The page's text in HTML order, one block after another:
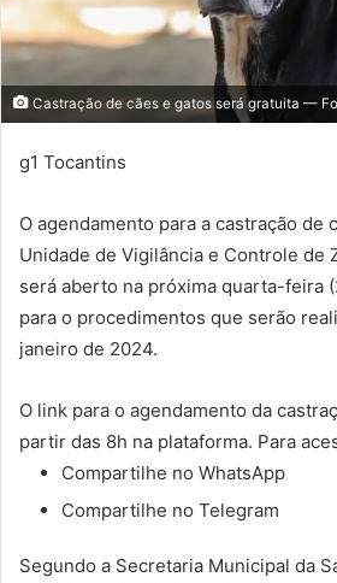
a
l
Castração de cães e gatos será gratuita —
g1 Tocantins
O agendamento para a castração de
Unidade de Vigilância e Controle de
será aberto na próxima quarta-feira
para o procedimentos que serão
janeiro de 2024.
O link para o agendamento da
partir das 8h na plataforma. Para
Compartilhe no WhatsApp
Compartilhe no Telegram
Segundo a Secretaria Municipal da